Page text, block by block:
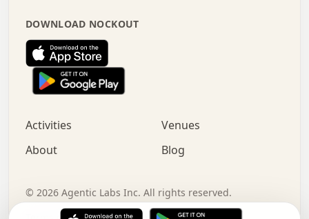
.   .   .   .   .   .   .   :   .   .   .   .   .
.   .   .   .   .   .   .   +   .   .   x   .   .
.   .   .   .   .   :   +   .   .   .   .   .   o
.   .   .   .   .   .   .   .   .   .   .   .   .
.   .   :   o   .   .   .   .   .   .   .   +   .
.   o   .   .   .   .   x   .   .   .   .   .   .
+   .   o   .   .   .   .   o   .   .   .   .
.   +   .   .   .   .   .   .   .   .   :   .   x
.   .   .   .   .   .   .   .   .   .   .   .   .   .
DOWNLOAD NOCKOUT
Activities
Venues
About
Blog
© 2026 Agentic Labs Inc. All rights reserved.